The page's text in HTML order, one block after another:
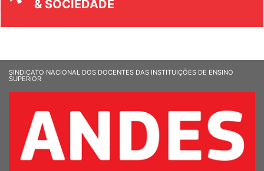
& SOCIEDADE
SINDICATO NACIONAL DOS DOCENTES DAS INSTITUIÇÕES DE ENSINO